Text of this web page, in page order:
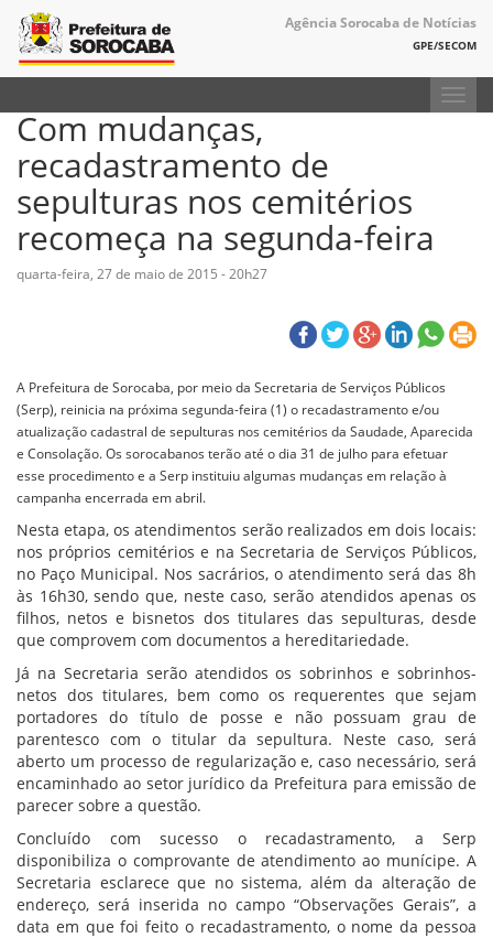
Agência Sorocaba de Notícias
GPE/SECOM
Com mudanças,
recadastramento de
sepulturas nos cemitérios
recomeça na segunda-feira
quarta-feira, 27 de maio de 2015 - 20h27
A Prefeitura de Sorocaba, por meio da Secretaria de Serviços Públicos
(Serp), reinicia na próxima segunda-feira (1) o recadastramento e/ou
atualização cadastral de sepulturas nos cemitérios da Saudade, Aparecida
e Consolação. Os sorocabanos terão até o dia 31 de julho para efetuar
esse procedimento e a Serp instituiu algumas mudanças em relação à
campanha encerrada em abril.
Nesta etapa, os atendimentos serão realizados em dois locais:
nos próprios cemitérios e na Secretaria de Serviços Públicos,
no Paço Municipal. Nos sacrários, o atendimento será das 8h
às 16h30, sendo que, neste caso, serão atendidos apenas os
filhos, netos e bisnetos dos titulares das sepulturas, desde
que comprovem com documentos a hereditariedade.
Já na Secretaria serão atendidos os sobrinhos e sobrinhos-
netos dos titulares, bem como os requerentes que sejam
portadores do título de posse e não possuam grau de
parentesco com o titular da sepultura. Neste caso, será
aberto um processo de regularização e, caso necessário, será
encaminhado ao setor jurídico da Prefeitura para emissão de
parecer sobre a questão.
Concluído com sucesso o recadastramento, a Serp
disponibiliza o comprovante de atendimento ao munícipe. A
Secretaria esclarece que no sistema, além da alteração de
endereço, será inserida no campo “Observações Gerais”, a
data em que foi feito o recadastramento, o nome da pessoa